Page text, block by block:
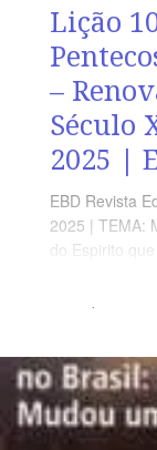
Lição
–
Século
2025 |
EBD Revista
2025 | TEMA:
do Espirito
“De sorte que
dia cresciam
APLICADA
para não